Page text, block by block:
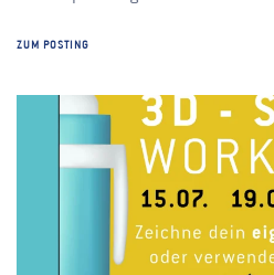
ZUM POSTING